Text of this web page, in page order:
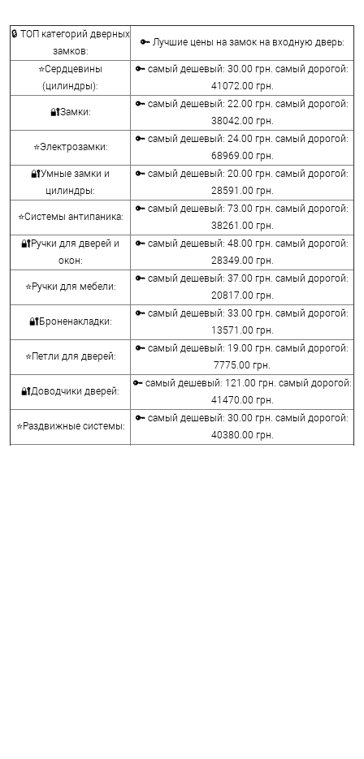
🔒 ТОП категорий дверных
замков:
🔑 Лучшие цены на замок на входную дверь:
⭐Сердцевины
(цилиндры):
🔑 самый дешевый: 30.00 грн. самый дорогой:
41072.00 грн.
🔐Замки:
🔑 самый дешевый: 22.00 грн. самый дорогой:
38042.00 грн.
⭐Электрозамки:
🔑 самый дешевый: 24.00 грн. самый дорогой:
68969.00 грн.
🔐Умные замки и
цилиндры:
🔑 самый дешевый: 20.00 грн. самый дорогой:
28591.00 грн.
⭐Системы антипаника:
🔑 самый дешевый: 73.00 грн. самый дорогой:
38261.00 грн.
🔐Ручки для дверей и
окон:
🔑 самый дешевый: 48.00 грн. самый дорогой:
28349.00 грн.
⭐Ручки для мебели:
🔑 самый дешевый: 37.00 грн. самый дорогой:
20817.00 грн.
🔐Броненакладки:
🔑 самый дешевый: 33.00 грн. самый дорогой:
13571.00 грн.
⭐Петли для дверей:
🔑 самый дешевый: 19.00 грн. самый дорогой:
7775.00 грн.
🔐Доводчики дверей:
🔑 самый дешевый: 121.00 грн. самый дорогой:
41470.00 грн.
⭐Раздвижные системы:
🔑 самый дешевый: 30.00 грн. самый дорогой:
40380.00 грн.